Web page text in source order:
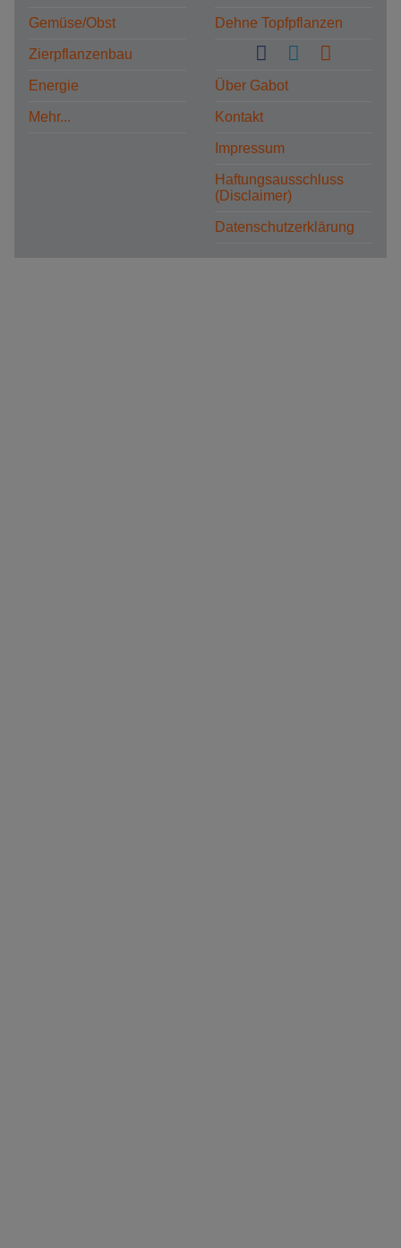
Gemüse/Obst
Zierpflanzenbau
Energie
Mehr...
Dehne Topfpflanzen
Über Gabot
Kontakt
Impressum
Haftungsausschluss
(Disclaimer)
Datenschutzerklärung